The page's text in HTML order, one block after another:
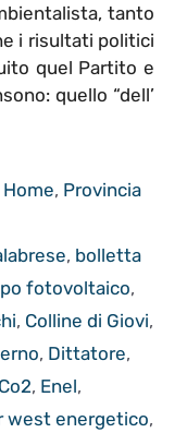
tanto
i risultati politici
quel Partito e
quello “dell’
Home, Provincia
, bolletta
fotovoltaico,
, Colline di Giovi,
, Dittatore,
, Enel,
west energetico,